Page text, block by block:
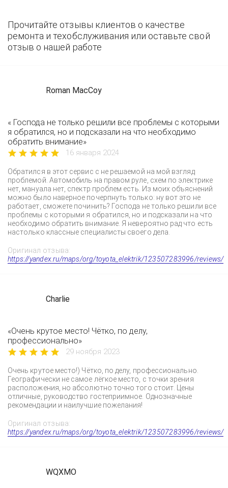
Прочитайте отзывы клиентов о качестве
ремонта и техобслуживания или оставьте свой
отзыв о нашей работе
Roman MacCoy
« Господа не только решили все проблемы с которыми
я обратился, но и подсказали на что необходимо
обратить внимание»
16 января 2024
Обратился в этот сервис с не решаемой на мой взгляд
проблемой. Автомобиль на правом руле, схем по электрике
нет, мануала нет, спектр проблем есть. Из моих объяснений
можно было наверное почерпнуть только: ну вот это не
работает, сможете починить? Господа не только решили все
проблемы с которыми я обратился, но и подсказали на что
необходимо обратить внимание. Я невероятно рад что есть
настолько классные специалисты своего дела.
Оригинал отзыва:
https://yandex.ru/maps/org/toyota_elektrik/123507283996/reviews/
Charlie
«Очень крутое место! Чётко, по делу,
профессионально»
29 ноября 2023
Очень крутое место!) Чётко, по делу, профессионально.
Географически не самое лёгкое место, с точки зрения
расположения, но абсолютно точно того стоит. Цены
отличные, руководство гостеприимное. Однозначные
рекомендации и наилучшие пожелания!
Оригинал отзыва:
https://yandex.ru/maps/org/toyota_elektrik/123507283996/reviews/
WQXMO